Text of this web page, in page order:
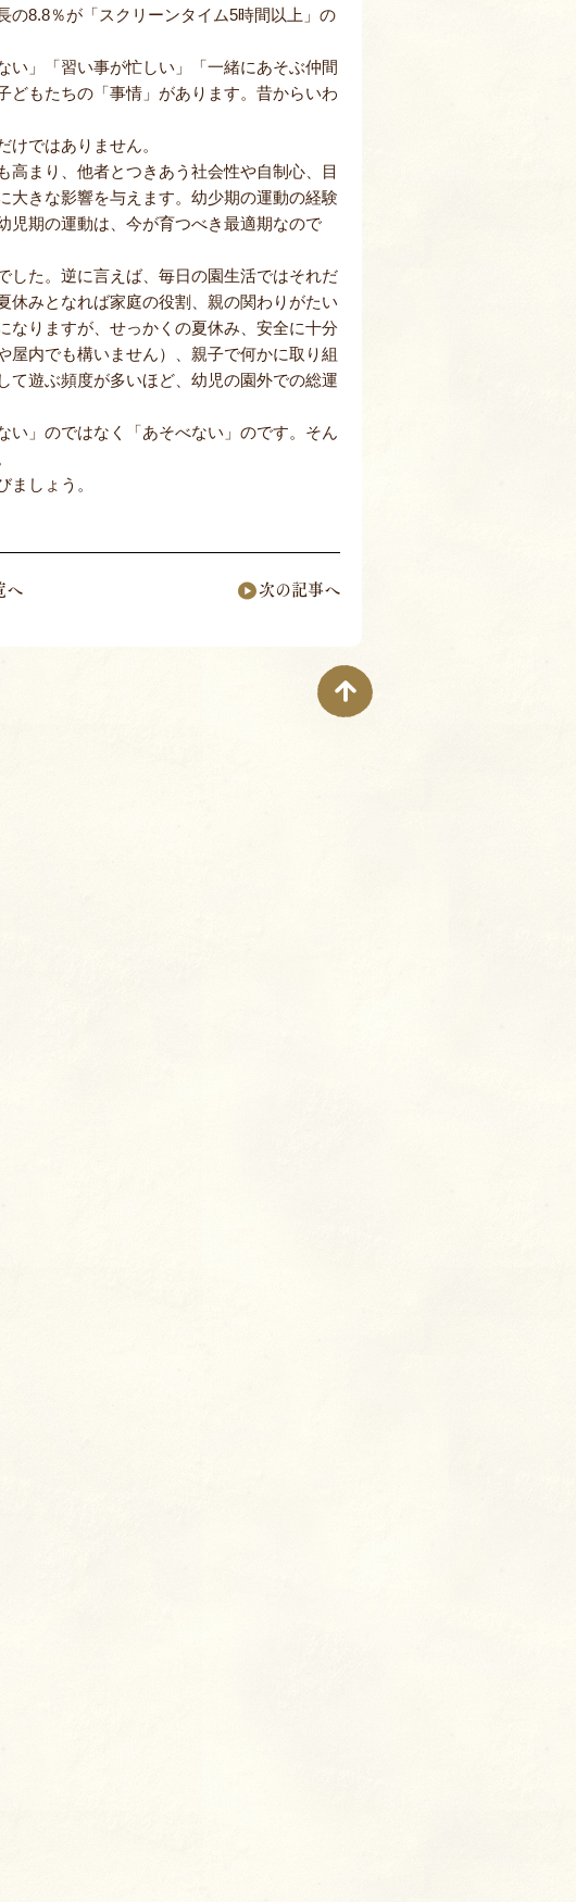
の8.8％が「スクリーンタイム5時間以上」の
い」「習い事が忙しい」「一緒にあそぶ仲間
どもたちの「事情」があります。昔からいわ
ではありません。
高まり、他者とつきあう社会性や自制心、目
大きな影響を与えます。幼少期の運動の経験
児期の運動は、今が育つべき最適期なので
した。逆に言えば、毎日の園生活ではそれだ
休みとなれば家庭の役割、親の関わりがたい
なりますが、せっかくの夏休み、安全に十分
内でも構いません）、親子で何かに取り組
て遊ぶ頻度が多いほど、幼児の園外での総運
い」のではなく「あそべない」のです。そん
しょう。
へ 次の記事へ